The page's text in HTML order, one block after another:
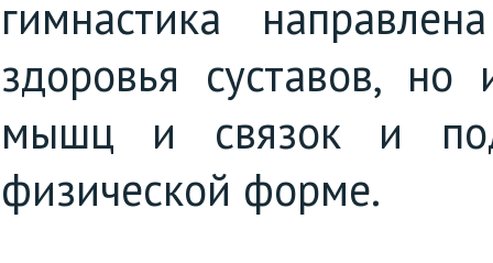
гимнастика
здоровья суставов, но
мышц и связок и
физической форме.